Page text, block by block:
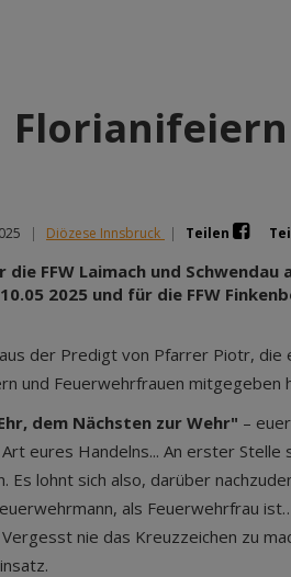
Florianifeiern
| Diözese Innsbruck | Teilen
die FFW Laimach und Schwendau
2025 und für die FFW
der Predigt von Pfarrer Piotr, die
und Feuerwehrfrauen mitgegeben
dem Nächsten zur Wehr" –
eures Handelns... An erster
Es lohnt sich also, darüber
als Feuerwehrfrau
Vergesst nie das Kreuzzeichen zu